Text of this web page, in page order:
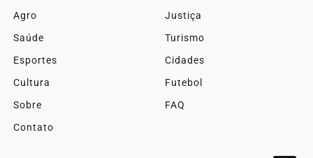
Agro
Justiça
Saúde
Turismo
Esportes
Cidades
Cultura
Futebol
Sobre
FAQ
Contato